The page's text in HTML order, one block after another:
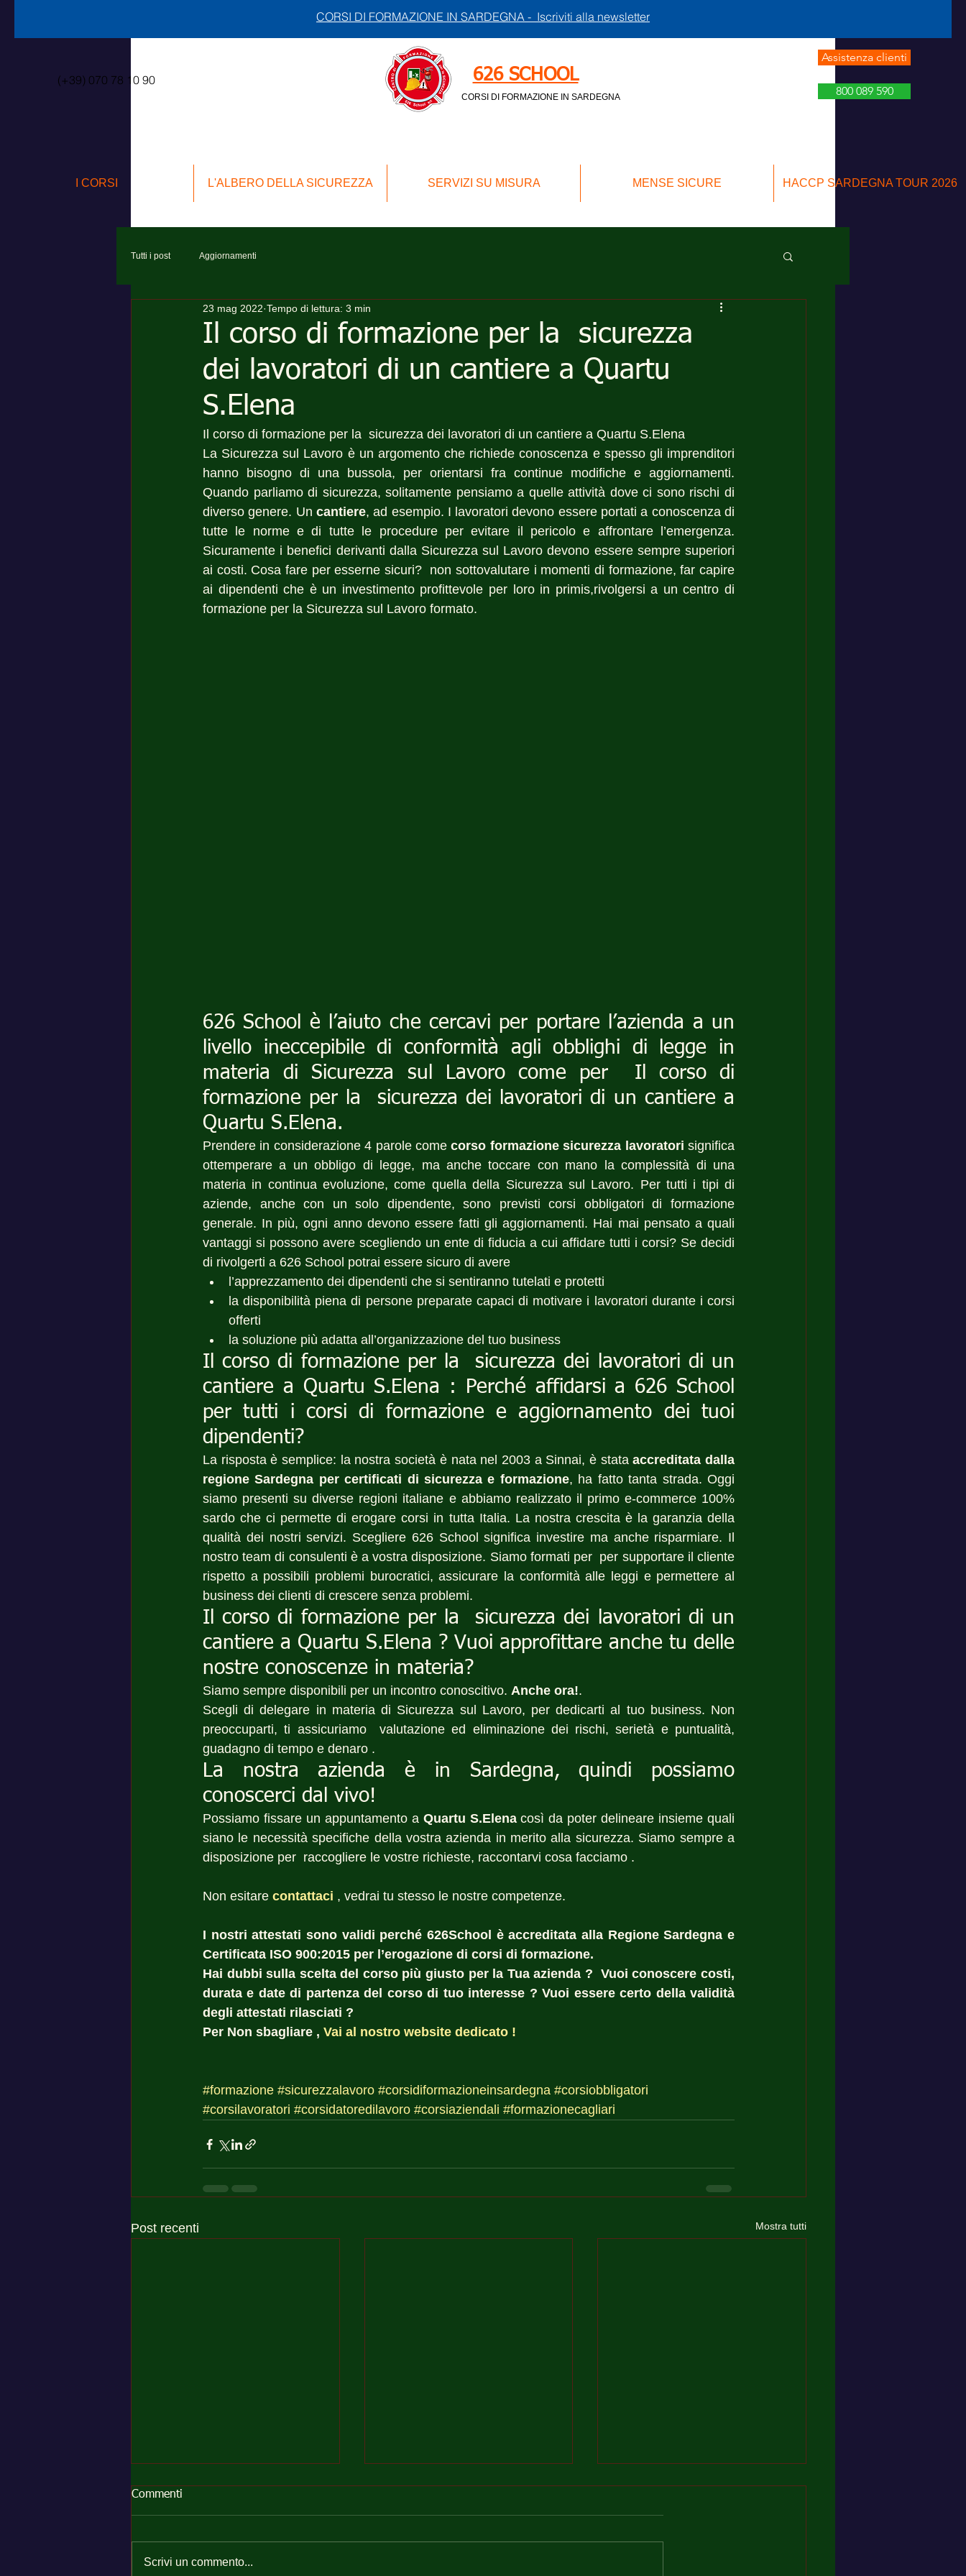
CORSI DI FORMAZIONE IN SARDEGNA - Iscriviti alla newsletter
(+39) 070 78 10 90 626 SCHOOL
CORSI DI FORMAZIONE IN SARDEGNA
Assistenza clienti
800 089 590
I CORSI L'ALBERO DELLA SICUREZZA SERVIZI SU MISURA MENSE SICURE HACCP SARDEGNA TOUR 2026
Tutti i post Aggiornamenti
Il corso di formazione per la sicurezza
dei lavoratori di un cantiere a Quartu
S.Elena
23 mag 2022 Tempo di lettura: 3 min
Il corso di formazione per la  sicurezza dei lavoratori di un cantiere a Quartu S.Elena
La Sicurezza sul Lavoro è un argomento che richiede conoscenza e spesso gli imprenditori
hanno bisogno di una bussola, per orientarsi fra continue modifiche e aggiornamenti.
Quando parliamo di sicurezza, solitamente pensiamo a quelle attività dove ci sono rischi di
diverso genere. Un cantiere, ad esempio. I lavoratori devono essere portati a conoscenza di
tutte le norme e di tutte le procedure per evitare il pericolo e affrontare l’emergenza.
Sicuramente i benefici derivanti dalla Sicurezza sul Lavoro devono essere sempre superiori
ai costi. Cosa fare per esserne sicuri?  non sottovalutare i momenti di formazione, far capire
ai dipendenti che è un investimento profittevole per loro in primis,rivolgersi a un centro di
formazione per la Sicurezza sul Lavoro formato.
626 School è l’aiuto che cercavi per portare l’azienda a un
livello ineccepibile di conformità agli obblighi di legge in
materia di Sicurezza sul Lavoro come per  Il corso di
formazione per la  sicurezza dei lavoratori di un cantiere a
Quartu S.Elena.
Prendere in considerazione 4 parole come corso formazione sicurezza lavoratori significa
ottemperare a un obbligo di legge, ma anche toccare con mano la complessità di una
materia in continua evoluzione, come quella della Sicurezza sul Lavoro. Per tutti i tipi di
aziende, anche con un solo dipendente, sono previsti corsi obbligatori di formazione
generale. In più, ogni anno devono essere fatti gli aggiornamenti. Hai mai pensato a quali
vantaggi si possono avere scegliendo un ente di fiducia a cui affidare tutti i corsi? Se decidi
di rivolgerti a 626 School potrai essere sicuro di avere
l’apprezzamento dei dipendenti che si sentiranno tutelati e protetti
la disponibilità piena di persone preparate capaci di motivare i lavoratori durante i corsi
offerti
la soluzione più adatta all’organizzazione del tuo business
Il corso di formazione per la  sicurezza dei lavoratori di un
cantiere a Quartu S.Elena : Perché affidarsi a 626 School
per tutti i corsi di formazione e aggiornamento dei tuoi
dipendenti?
La risposta è semplice: la nostra società è nata nel 2003 a Sinnai, è stata accreditata dalla
regione Sardegna per certificati di sicurezza e formazione, ha fatto tanta strada. Oggi
siamo presenti su diverse regioni italiane e abbiamo realizzato il primo e-commerce 100%
sardo che ci permette di erogare corsi in tutta Italia. La nostra crescita è la garanzia della
qualità dei nostri servizi. Scegliere 626 School significa investire ma anche risparmiare. Il
nostro team di consulenti è a vostra disposizione. Siamo formati per  per supportare il cliente
rispetto a possibili problemi burocratici, assicurare la conformità alle leggi e permettere al
business dei clienti di crescere senza problemi.
Il corso di formazione per la  sicurezza dei lavoratori di un
cantiere a Quartu S.Elena ? Vuoi approfittare anche tu delle
nostre conoscenze in materia?
Siamo sempre disponibili per un incontro conoscitivo. Anche ora!.
Scegli di delegare in materia di Sicurezza sul Lavoro, per dedicarti al tuo business. Non
preoccuparti, ti assicuriamo  valutazione ed eliminazione dei rischi, serietà e puntualità,
guadagno di tempo e denaro .
La nostra azienda è in Sardegna, quindi possiamo
conoscerci dal vivo!
Possiamo fissare un appuntamento a Quartu S.Elena così da poter delineare insieme quali
siano le necessità specifiche della vostra azienda in merito alla sicurezza. Siamo sempre a
disposizione per  raccogliere le vostre richieste, raccontarvi cosa facciamo .
Non esitare contattaci , vedrai tu stesso le nostre competenze.
I nostri attestati sono validi perché 626School è accreditata alla Regione Sardegna e
Certificata ISO 900:2015 per l’erogazione di corsi di formazione.
Hai dubbi sulla scelta del corso più giusto per la Tua azienda ?  Vuoi conoscere costi,
durata e date di partenza del corso di tuo interesse ? Vuoi essere certo della validità
degli attestati rilasciati ?
Per Non sbagliare , Vai al nostro website dedicato !
#formazione #sicurezzalavoro #corsidiformazioneinsardegna #corsiobbligatori
#corsilavoratori #corsidatoredilavoro #corsiaziendali #formazionecagliari
Post recenti Mostra tutti
Commenti
Scrivi un commento...